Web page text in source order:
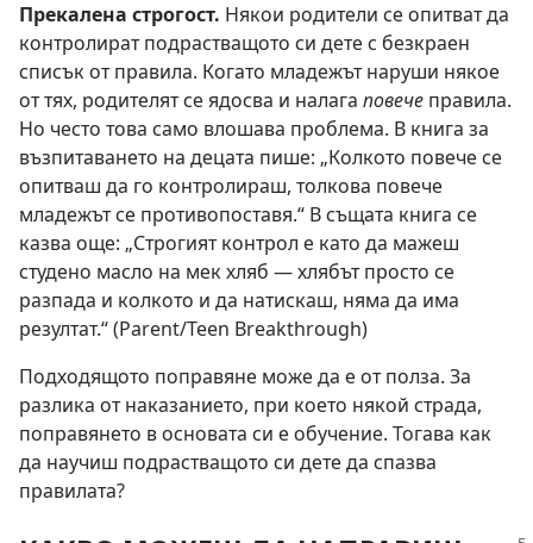
Прекалена строгост. Някои родители се опитват да
контролират подрастващото си дете с безкраен
списък от правила. Когато младежът наруши някое
от тях, родителят се ядосва и налага повече правила.
Но често това само влошава проблема. В книга за
възпитаването на децата пише: „Колкото повече се
опитваш да го контролираш, толкова повече
младежът се противопоставя.“ В същата книга се
казва още: „Строгият контрол е като да мажеш
студено масло на мек хляб — хлябът просто се
разпада и колкото и да натискаш, няма да има
резултат.“ (Parent/Teen Breakthrough)
Подходящото поправяне може да е от полза. За
разлика от наказанието, при което някой страда,
поправянето в основата си е обучение. Тогава как
да научиш подрастващото си дете да спазва
правилата?